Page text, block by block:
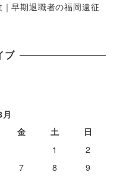
早期退職者の福岡遠征
ブ
金 土
日
1
2
7 8
9